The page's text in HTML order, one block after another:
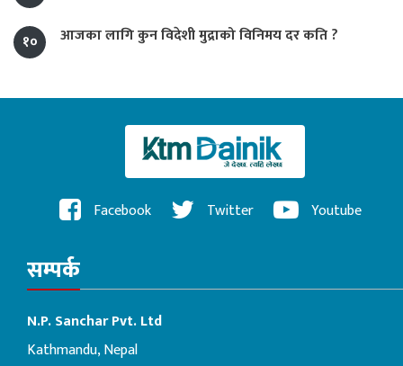
१० आजका लागि कुन विदेशी मुद्राको विनिमय दर कति ?
Facebook Twitter Youtube
सम्पर्क
N.P. Sanchar Pvt. Ltd
Kathmandu, Nepal